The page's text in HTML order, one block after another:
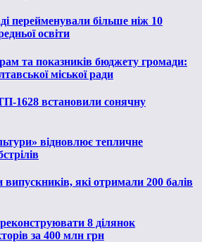
перейменували більше ніж 10
освіти
та показників бюджету громади:
міської ради
1628 встановили сонячну
відновлює тепличне
випускників, які отримали 200 балів
8 ділянок
за 400 млн грн